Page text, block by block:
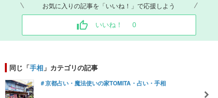
お気に入りの記事を「いいね！」で応援しよう
いいね！ 0
同じ「手相 」カテゴリの記事
＃京都占い・魔法使いの家TOMITA・占い・手相